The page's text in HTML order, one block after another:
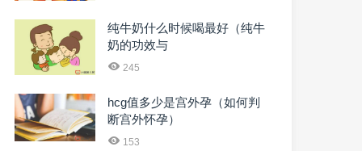
纯牛奶什么时候喝最好（纯牛
奶的功效与
245
hcg值多少是宫外孕（如何判
断宫外怀孕）
153